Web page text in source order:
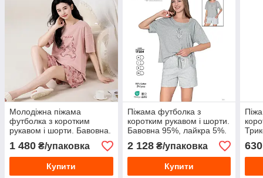
Молодіжна піжама
футболка з коротким
рукавом і шорти. Бавовна.
Розміри: M,L,XL,2XL
1 480 ₴/упаковка
Купити
Піжама футболка з
коротким рукавом і шорти.
Бавовна 95%, лайкра 5%.
Туреччина. Розміри: M, L,
XL, 2XL
2 128₴/упаковка
Купити
50
630